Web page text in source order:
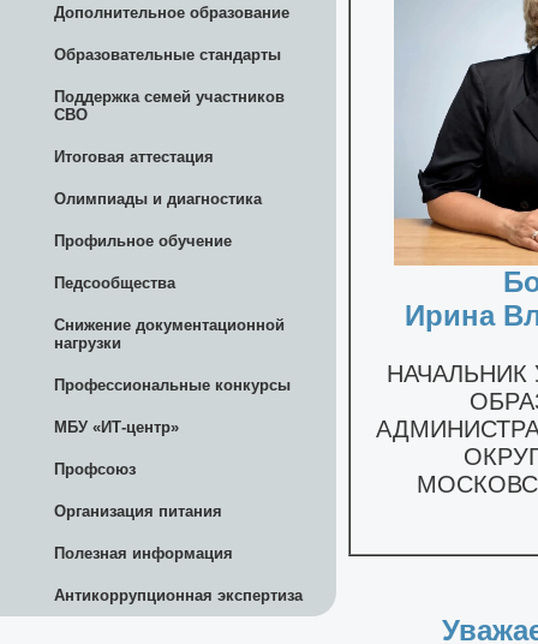
Дополнительное образование
Образовательные стандарты
Поддержка семей участников
СВО
Итоговая аттестация
Олимпиады и диагностика
Профильное обучение
Педсообщества
Снижение документационной
нагрузки
Профессиональные конкурсы
МБУ «ИТ-центр»
Профсоюз
Организация питания
Полезная информация
Антикоррупционная экспертиза